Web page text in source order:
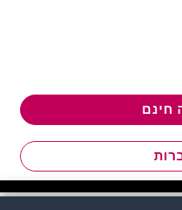
חינם